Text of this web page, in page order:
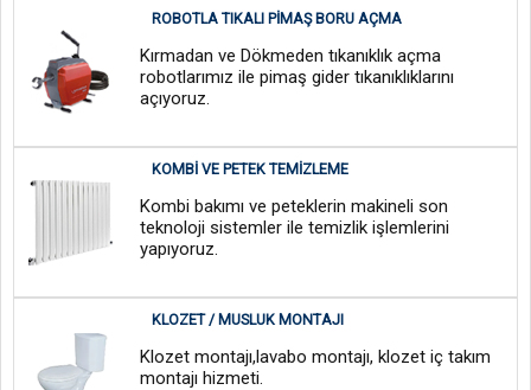
ROBOTLA TIKALI PIMAŞ BORU AÇMA
Kırmadan ve Dökmeden tıkanıklık açma
robotlarımız ile pimaş gider tıkanıklıklarını
açıyoruz.
KOMBI VE PETEK TEMIZLEME
Kombi bakımı ve peteklerin makineli son
teknoloji sistemler ile temizlik işlemlerini
yapıyoruz.
KLOZET / MUSLUK MONTAJI
Klozet montajı,lavabo montajı, klozet iç takım
montajı hizmeti.